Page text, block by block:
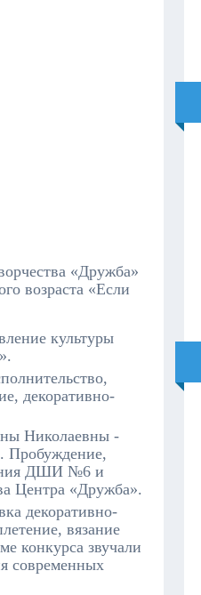
«Дружба»
возраста «Если
культуры
декоративно-
Николаевны -
Пробуждение,
ДШИ №6 и
Центра «Дружба».
декоративно-
вязание
конкурса звучали
современных